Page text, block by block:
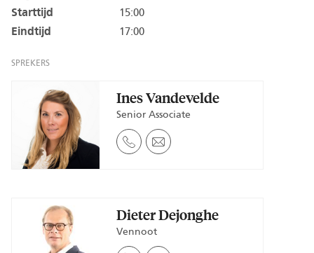
Starttijd 15:00
Eindtijd 17:00
SPREKERS
Ines Vandevelde
Senior Associate
Dieter Dejonghe
Vennoot